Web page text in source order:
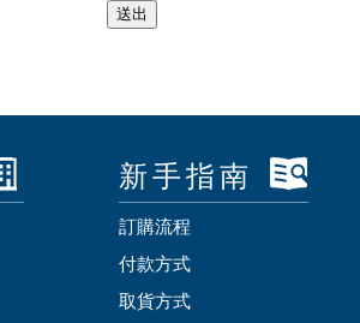
新手指南
訂購流程
付款方式
取貨方式